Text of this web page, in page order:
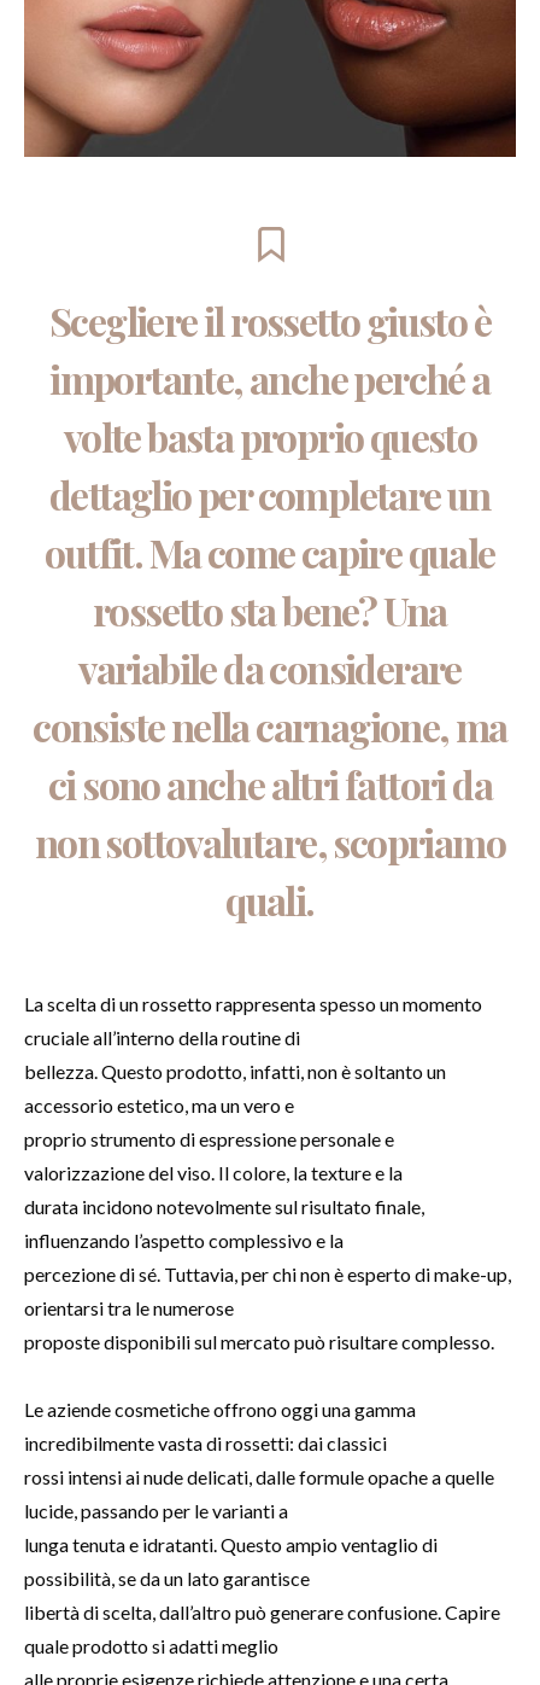
Scegliere il rossetto giusto è
importante, anche perché a
volte basta proprio questo
dettaglio per completare un
outfit. Macome capire quale
rossetto sta bene?Una
variabile da considerare
consiste nella carnagione, ma
ci sono anche altri fattori da
non sottovalutare, scopriamo
quali.
La scelta di un rossetto rappresenta spesso un momento
cruciale all’interno della routine di
bellezza. Questo prodotto, infatti, non è soltanto un
accessorio estetico, ma un vero e
proprio strumento di espressione personale e
valorizzazione del viso. Il colore, la texture e la
durata incidono notevolmente sul risultato finale,
influenzando l’aspetto complessivo e la
percezione di sé. Tuttavia, per chi non è esperto di make-up,
orientarsi tra le numerose
proposte disponibili sul mercato può risultare complesso.
Le aziende cosmetiche offrono oggi una gamma
incredibilmente vasta di rossetti: dai classici
rossi intensi ai nude delicati, dalle formule opache a quelle
lucide, passando per le varianti a
lunga tenuta e idratanti. Questo ampio ventaglio di
possibilità, se da un lato garantisce
libertà di scelta, dall’altro può generare confusione. Capire
quale prodotto si adatti meglio
alle proprie esigenze richiede attenzione e una certa